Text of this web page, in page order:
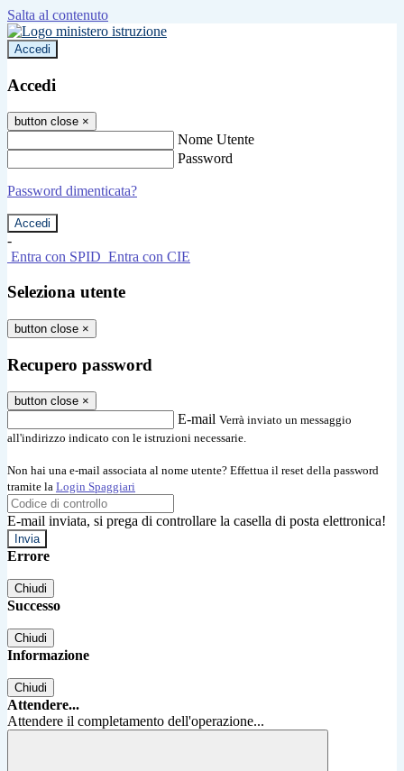
Salta al contenuto
Accedi
Accedi
button close ×
Nome Utente
Password
Password dimenticata?
-
Entra con SPID Entra con CIE
Seleziona utente
button close ×
Recupero password
button close ×
E-mail Verrà inviato un messaggio
all'indirizzo indicato con le istruzioni necessarie.
Non hai una e-mail associata al nome utente? Effettua il reset della password
tramite la Login Spaggiari
E-mail inviata, si prega di controllare la casella di posta elettronica!
Errore
Chiudi
Successo
Chiudi
Informazione
Chiudi
Attendere...
Attendere il completamento dell'operazione...